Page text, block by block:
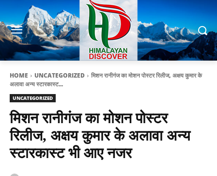
HOME UNCATEGORIZED
मिशन रानीगंज का मोशन पोस्टर रिलीज, अक्षय कुमार के
अलावा अन्य स्टारकास्ट...
UNCATEGORIZED
मिशन रानीगंज का मोशन पोस्टर
रिलीज, अक्षय कुमार के अलावा अन्य
स्टारकास्ट भी आए नजर